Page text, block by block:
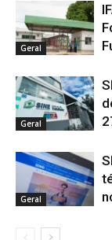
Geral
Geral
Geral